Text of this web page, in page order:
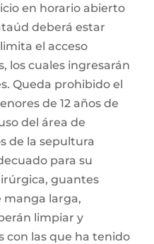
en horario abierto
deberá estar
el acceso
los cuales ingresarán
Queda prohibido el
de 12 años de
del área de
de la sepultura
para su
guantes
manga larga,
limpiar y
con las que ha tenido